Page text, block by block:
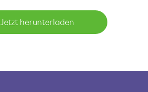
Jetzt herunterladen